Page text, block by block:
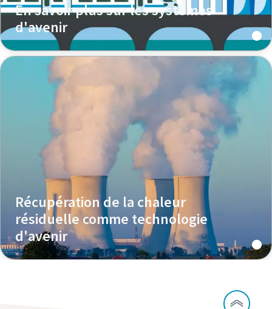
En savoir plus sur les systèmes
d'avenir
Récupération de la chaleur
résiduelle comme technologie
d'avenir